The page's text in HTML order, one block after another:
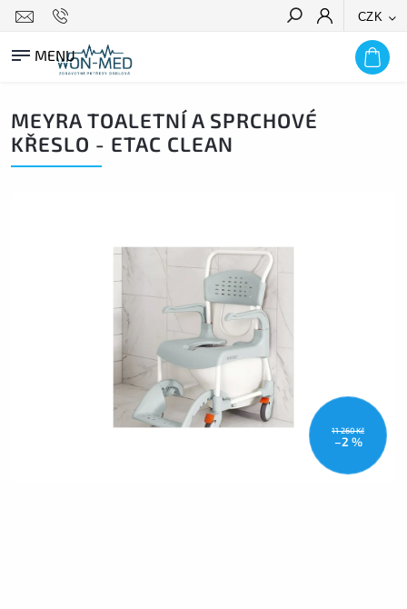
CZK
HLEDAT
MEYRA TOALETNÍ A SPRCHOVÉ
KŘESLO - ETAC CLEAN
11 260 Kč
–2 %